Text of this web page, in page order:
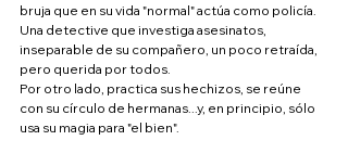
bruja que en su vida "normal" actúa como policía.
Una detective que investiga asesinatos,
inseparable de su compañero, un poco retraída,
pero querida por todos.
Por otro lado, practica sus hechizos, se reúne
con su círculo de hermanas...y, en principio, sólo
usa su magia para "el bien".